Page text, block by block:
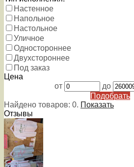
Настенное
Напольное
Настольное
Уличное
Одностороннее
Двухстороннее
Под заказ
Цена
от
до
Подобрать
Найдено товаров: 0. Показать
Отзывы